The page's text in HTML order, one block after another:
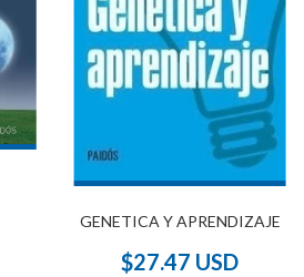
GENETICA Y APRENDIZAJE
$27.47 USD